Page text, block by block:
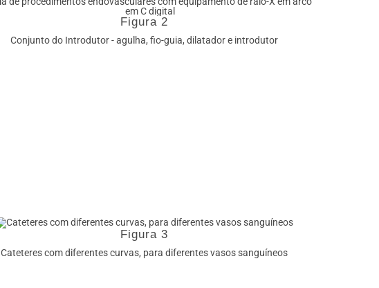
Figura 2
Conjunto do Introdutor - agulha, fio-guia, dilatador e introdutor
Figura 3
Cateteres com diferentes curvas, para diferentes vasos sanguíneos